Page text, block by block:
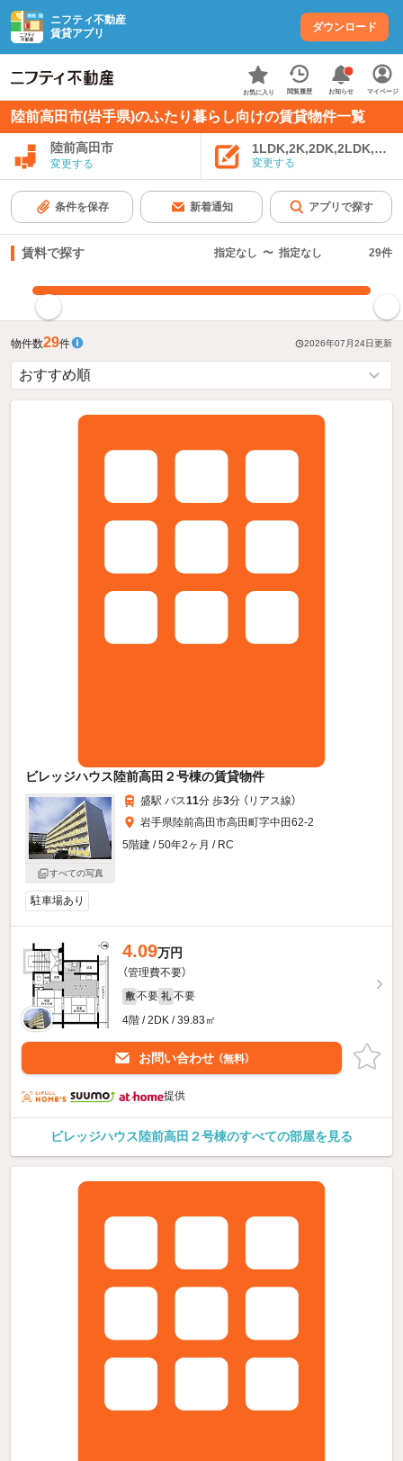
ニフティ不動産
賃貸アプリ
ダウンロード
お気に入り 閲覧履歴 お知らせ マイページ
陸前高田市(岩手県)のふたり暮らし向けの賃貸物件一覧
陸前高田市
変更する 変更する
条件を保存 新着通知 アプリで探す
賃料で探す 指定なし 〜 指定なし 29件
物件数29件 2026年07月24日更新
ビレッジハウス陸前高田２号棟の賃貸物件
すべての写真
盛駅 バス11分 歩3分 （リアス線）
岩手県陸前高田市高田町字中田62-2
5階建 / 50年2ヶ月 / RC
駐車場あり
4.09万円
（管理費不要）
敷 不要 礼 不要
4階 / 2DK / 39.83㎡
お問い合わせ （無料）
提供
ビレッジハウス陸前高田２号棟のすべての部屋を見る